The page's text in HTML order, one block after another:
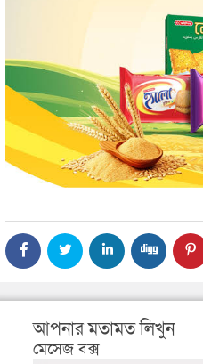
আপনার মতামত লিখুন
মেসেজ বক্স